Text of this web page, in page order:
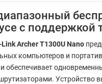
с поддержкой
Archer T1300U Nano
компьютеров и
обеспечивает